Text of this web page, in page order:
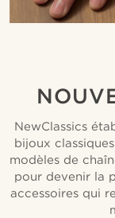
NewClassics
bijoux
modèles de
pour devenir la
accessoires qui